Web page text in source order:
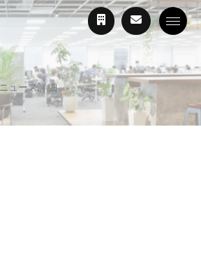
ニュース詳細